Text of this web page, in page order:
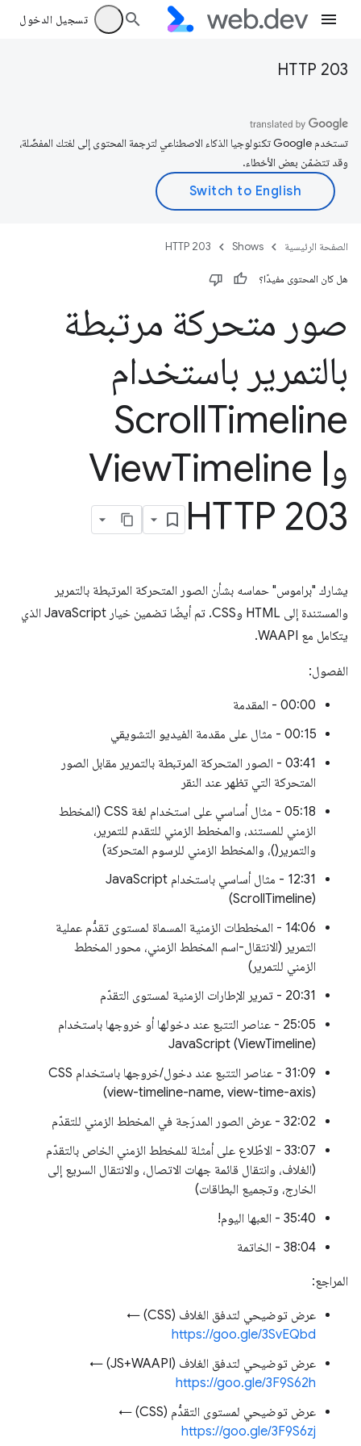
تسجيل الدخول
HTTP 203
تستخدم Google تكنولوجيا الذكاء الاصطناعي لترجمة المحتوى إلى لغتك المفضّلة،
وقد تتضمّن بعض الأخطاء.
الصفحة الرئيسية Shows
HTTP 203
هل كان المحتوى مفيدًا؟
صور متحركة مرتبطة
بالتمرير باستخدام
ScrollTimeline
وView Timeline
HTTP 203
يشارك "براموس" حماسه بشأن الصور المتحركة المرتبطة بالتمرير
والمستندة إلى HTML وCSS. تم أيضًا تضمين خيار JavaScript الذي
يتكامل مع WAAPI.
الفصول:
00:00 - المقدمة
00:15 - مثال على مقدمة الفيديو التشويقي
03:41 - الصور المتحركة المرتبطة بالتمرير مقابل الصور
المتحركة التي تظهر عند النقر
05:18 - مثال أساسي على استخدام لغة CSS (المخطط
الزمني للمستند، والمخطط الزمني للتقدم للتمرير،
والتمرير()، والمخطط الزمني للرسوم المتحركة)
12:31 - مثال أساسي باستخدام JavaScript
(ScrollTimeline)
14:06 - المخططات الزمنية المسماة لمستوى تقدُّم عملية
التمرير (الانتقال-اسم المخطط الزمني، محور المخطط
الزمني للتمرير)
20:31 - تمرير الإطارات الزمنية لمستوى التقدّم
25:05 - عناصر التتبع عند دخولها أو خروجها باستخدام
JavaScript (ViewTimeline)
31:09 - عناصر التتبع عند دخول/خروجها باستخدام CSS
(view-timeline-name, view-time-axis)
32:02 - عرض الصور المدرَجة في المخطط الزمني للتقدّم
33:07 - الاطّلاع على أمثلة للمخطط الزمني الخاص بالتقدّم
(الغلاف، وانتقال قائمة جهات الاتصال، والانتقال السريع إلى
الخارج، وتجميع البطاقات)
35:40 - العبها اليوم!
38:04 - الخاتمة
المراجع:
عرض توضيحي لتدفق الغلاف (CSS) ←
https://goo.gle/3SvEQbd
عرض توضيحي لتدفق الغلاف (JS+WAAPI) ←
https://goo.gle/3F9S62h
عرض توضيحي لمستوى التقدُّم (CSS) ←
https://goo.gle/3F9S6zj